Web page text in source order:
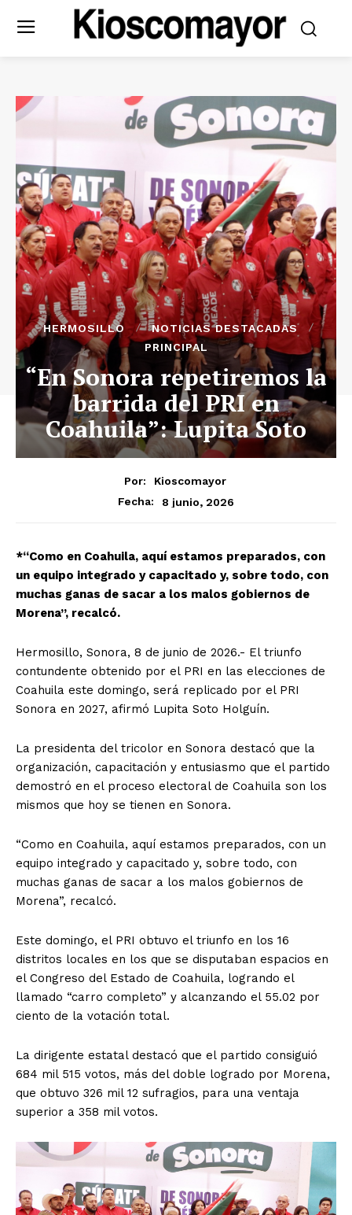
HERMOSILLO
NOTICIAS DESTACADAS
PRINCIPAL
“En Sonora repetiremos la
barrida del PRI en
Coahuila”: Lupita Soto
Por:
Kioscomayor
Fecha:
8 junio, 2026
*“Como en Coahuila, aquí estamos preparados, con
un equipo integrado y capacitado y, sobre todo, con
muchas ganas de sacar a los malos gobiernos de
Morena”, recalcó.
Hermosillo, Sonora, 8 de junio de 2026.- El triunfo
contundente obtenido por el PRI en las elecciones de
Coahuila este domingo, será replicado por el PRI
Sonora en 2027, afirmó Lupita Soto Holguín.
La presidenta del tricolor en Sonora destacó que la
organización, capacitación y entusiasmo que el partido
demostró en el proceso electoral de Coahuila son los
mismos que hoy se tienen en Sonora.
“Como en Coahuila, aquí estamos preparados, con un
equipo integrado y capacitado y, sobre todo, con
muchas ganas de sacar a los malos gobiernos de
Morena”, recalcó.
Este domingo, el PRI obtuvo el triunfo en los 16
distritos locales en los que se disputaban espacios en
el Congreso del Estado de Coahuila, logrando el
llamado “carro completo” y alcanzando el 55.02 por
ciento de la votación total.
La dirigente estatal destacó que el partido consiguió
684 mil 515 votos, más del doble logrado por Morena,
que obtuvo 326 mil 12 sufragios, para una ventaja
superior a 358 mil votos.